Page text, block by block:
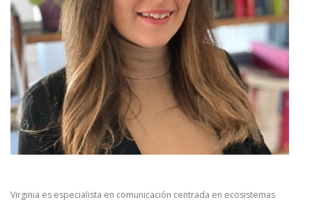
Virginia es especialista en comunicación centrada en ecosistemas